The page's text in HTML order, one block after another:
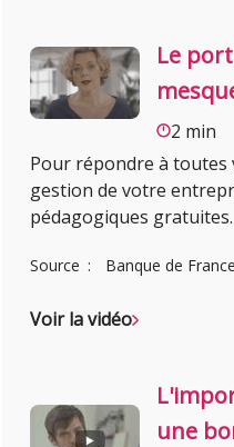
Le
2 min
Pour répondre à
gestion de votre
pédagogiques gratuites.
Source Banque de France
Voir la vidéo
une